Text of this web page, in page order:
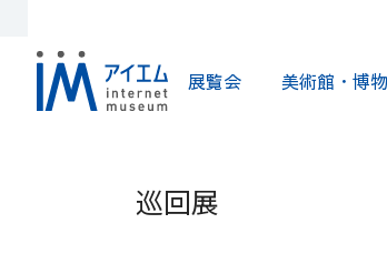
展覧会 美術館・博
巡回展